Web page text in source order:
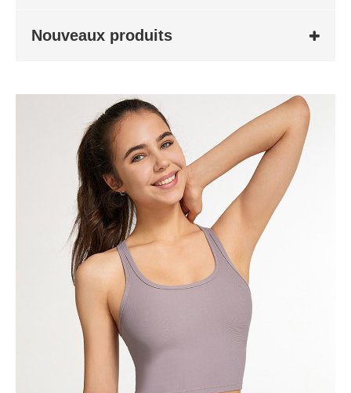
Nouveaux produits